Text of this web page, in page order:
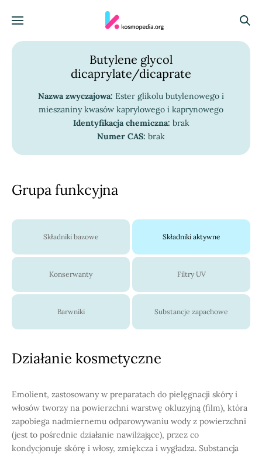
Menu
Butylene glycol
dicaprylate/dicaprate
Nazwa zwyczajowa: Ester glikolu butylenowego i
mieszaniny kwasów kaprylowego i kaprynowego
Identyfikacja chemiczna: brak
Numer CAS: brak
Grupa funkcyjna
Składniki bazowe Składniki aktywne
Konserwanty Filtry UV
Barwniki Substancje zapachowe
Działanie kosmetyczne
Emolient, zastosowany w preparatach do pielęgnacji skóry i
włosów tworzy na powierzchni warstwę okluzyjną (film), która
zapobiega nadmiernemu odparowywaniu wody z powierzchni
(jest to pośrednie działanie nawilżające), przez co
kondycjonuje skórę i włosy, zmiękcza i wygładza. Substancja